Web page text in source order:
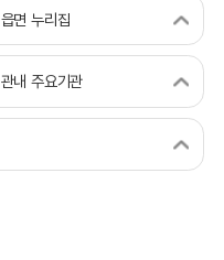
읍면 누리집
관내 주요기관